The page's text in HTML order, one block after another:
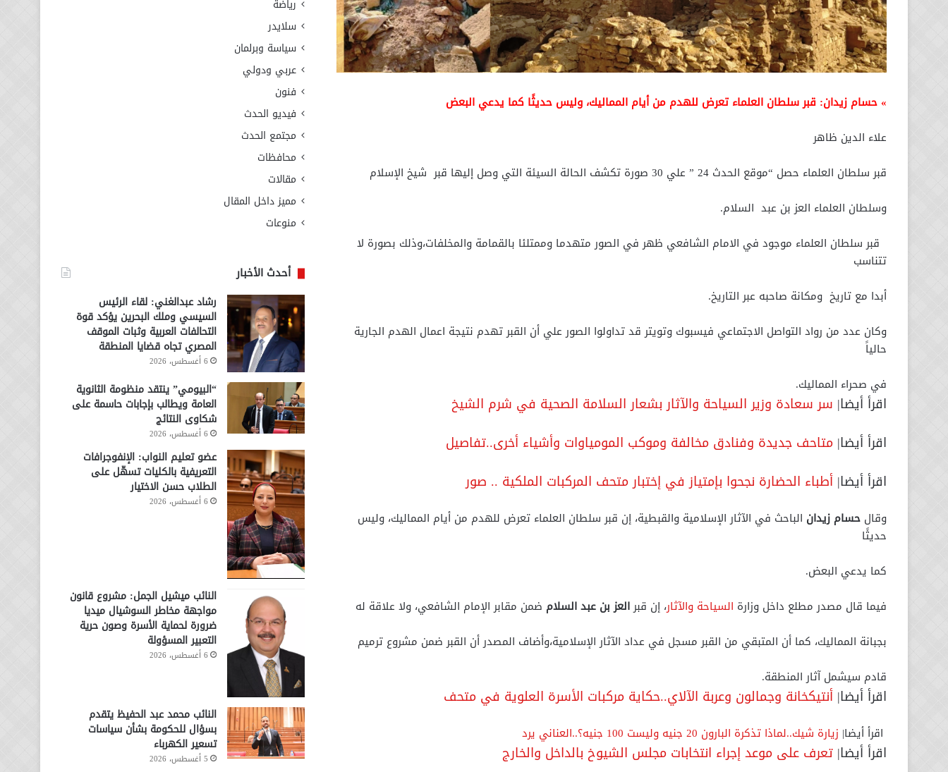
» حسام زيدان: قبر سلطان العلماء تعرض للهدم من أيام المماليك، وليس حديثًا كما يدعي البعض
علاء الدين ظاهر
قبر سلطان العلماء حصل “موقع الحدث 24 ” علي 30 صورة تكشف الحالة السيئة التي وصل إليها قبر شيخ الإسلام
وسلطان العلماء العز بن عبد السلام.
قبر سلطان العلماء موجود في الامام الشافعي ظهر في الصور متهدما وممتلئا بالقمامة والمخلفات،وذلك بصورة لا
تتناسب
أبدا مع تاريخ ومكانة صاحبه عبر التاريخ.
وكان عدد من رواد التواصل الاجتماعي فيسبوك وتويتر قد تداولوا الصور علي أن القبر تهدم نتيجة اعمال الهدم الجارية
حالياً
في صحراء المماليك.
اقرأ أيضا| سر سعادة وزير السياحة والآثار بشعار السلامة الصحية في شرم الشيخ
اقرأ أيضا| متاحف جديدة وفنادق مخالفة وموكب المومياوات وأشياء أخرى..تفاصيل
اقرأ أيضا| أطباء الحضارة نجحوا بإمتياز في إختبار متحف المركبات الملكية .. صور
وقال حسام زيدان الباحث في الآثار الإسلامية والقبطية، إن قبر سلطان العلماء تعرض للهدم من أيام المماليك، وليس
حديثًا
كما يدعي البعض.
فيما قال مصدر مطلع داخل وزارة السياحة والآثار، إن قبرالعز بن عبد السلام ضمن مقابر الإمام الشافعي، ولا علاقة له
بجبانة المماليك، كما أن المتبقي من القبر مسجل في عداد الآثار الإسلامية،وأضاف المصدر أن القبر ضمن مشروع ترميم
قادم سيشمل آثار المنطقة.
اقرأ أيضا| أنتيكخانة وجمالون وعربة الآلاي..حكاية مركبات الأسرة العلوية في متحف
اقرأ أيضا| زيارة شيك..لماذا تذكرة البارون 20 جنيه وليست 100 جنيه؟..العناني يرد
اقرأ أيضا| تعرف على موعد إجراء انتخابات مجلس الشيوخ بالداخل والخارج
رياضة
سلايدر
سياسة وبرلمان
عربي ودولي
فنون
فيديو الحدث
مجتمع الحدث
محافظات
مقالات
مميز داخل المقال
منوعات
أحدث الأخبار
رشاد عبدالغني: لقاء الرئيس
السيسي وملك البحرين يؤكد قوة
التحالفات العربية وثبات الموقف
المصري تجاه قضايا المنطقة
6 أغسطس، 2026
“البيومي” ينتقد منظومة الثانوية
العامة ويطالب بإجابات حاسمة على
شكاوى النتائج
6 أغسطس، 2026
عضو تعليم النواب: الإنفوجرافات
التعريفية بالكليات تسهّل على
الطلاب حسن الاختيار
6 أغسطس، 2026
النائب ميشيل الجمل: مشروع قانون
مواجهة مخاطر السوشيال ميديا
ضرورة لحماية الأسرة وصون حرية
التعبير المسؤولة
6 أغسطس، 2026
النائب محمد عبد الحفيظ يتقدم
بسؤال للحكومة بشأن سياسات
تسعير الكهرباء
5 أغسطس، 2026